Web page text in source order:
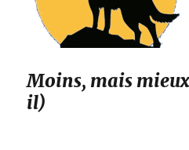
Moins, mais
il)